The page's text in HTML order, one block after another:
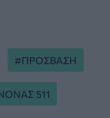
ΠΡΟΣΒΑΣΗ
511